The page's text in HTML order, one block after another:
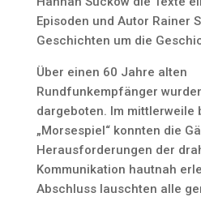
Episoden und Autor Rainer
Geschichten um die
Über einen 60 Jahre alten
Rundfunkempfänger
dargeboten. Im mittlerweile
„Morsespiel“ konnten die
Herausforderungen der
Kommunikation hautnah
Abschluss lauschten alle